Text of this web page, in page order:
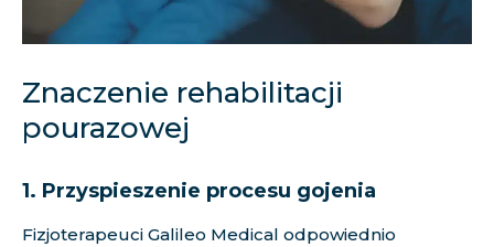
Znaczenie rehabilitacji
pourazowej
1. Przyspieszenie procesu gojenia
Fizjoterapeuci Galileo Medical odpowiednio